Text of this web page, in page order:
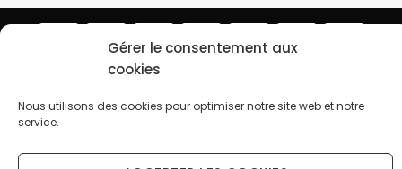
Gérer le consentement aux
cookies
Nous utilisons des cookies pour optimiser notre site web et notre
service.
POLITIQUE DE CONFIDENTIALITÉ
Copyright 2026 © OrusBijoux Tous droits réservés
BP90032, 13600 La Ciotat, France - Téléphone : 09.75.23.60.62